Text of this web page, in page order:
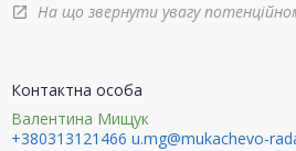
open_in_new На що звернути увагу
Контактна особа
Валентина Мищук
+380313121466 u.mg@mukachevo-